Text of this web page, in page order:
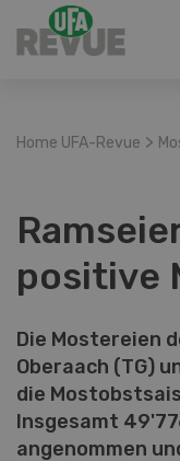
Home UFA-Revue >
positive
Die Mostereien
Oberaach (TG)
die
Insgesamt
angenommen